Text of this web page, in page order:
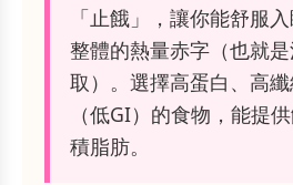
「止餓」，讓你能舒服
整體的熱量赤字（也就
取）。選擇高蛋白、高
（低GI）的食物，能提
積脂肪。